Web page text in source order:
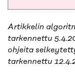
Artikkelin
tarkennettu
ohjeita
tarkennettu